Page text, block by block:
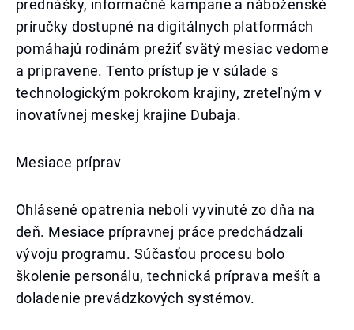
prednášky, informačné kampane a náboženské
príručky dostupné na digitálnych platformách
pomáhajú rodinám prežiť svätý mesiac vedome
a pripravene. Tento prístup je v súlade s
technologickým pokrokom krajiny, zreteľným v
inovatívnej meskej krajine Dubaja.
Mesiace príprav
Ohlásené opatrenia neboli vyvinuté zo dňa na
deň. Mesiace prípravnej práce predchádzali
vývoju programu. Súčasťou procesu bolo
školenie personálu, technická príprava mešít a
doladenie prevádzkových systémov.